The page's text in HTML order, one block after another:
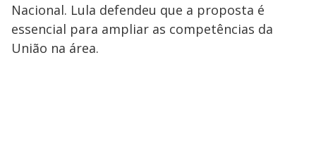
Nacional. Lula defendeu que a proposta é
essencial para ampliar as competências da
União na área.